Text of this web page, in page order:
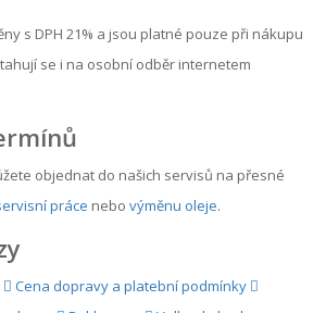
s DPH 21% a jsou platné pouze při nákupu
se i na osobní odběr internetem
objednat do našich servisů na přesné
práce nebo výměnu oleje.
Cena dopravy a platební podmínky